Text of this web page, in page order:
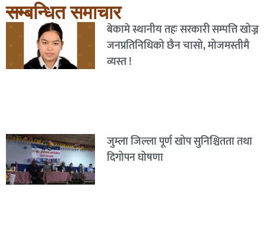
सम्बन्धित समाचार
बेकामे स्थानीय तहः सरकारी सम्पत्ति खोज्न
जनप्रतिनिधिको छैन चासो, मोजमस्तीमै
व्यस्त !
जुम्ला जिल्ला पूर्ण खोप सुनिश्चितता तथा
दिगोपन घोषणा